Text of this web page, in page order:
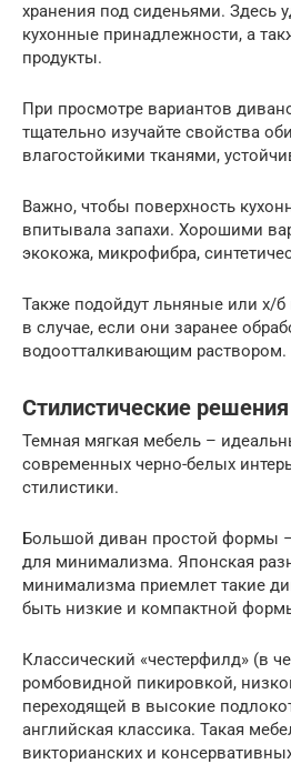
хранения под сиденьями. Здесь
кухонные принадлежности, а
продукты.
При просмотре вариантов
тщательно изучайте свойства
влагостойкими тканями,
Важно, чтобы поверхность
впитывала запахи. Хорошими
экокожа, микрофибра,
Также подойдут льняные или х/
в случае, если они заранее
водоотталкивающим раствором.
Стилистические решения
Темная мягкая мебель –
современных черно-белых
стилистики.
Большой диван простой формы
для минимализма. Японская
минимализма приемлет такие
быть низкие и компактной
Классический «честерфилд» (в
ромбовидной пикировкой,
переходящей в высокие
английская классика. Такая
викторианских и